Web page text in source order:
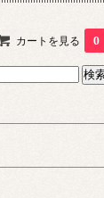
カートを見る 0